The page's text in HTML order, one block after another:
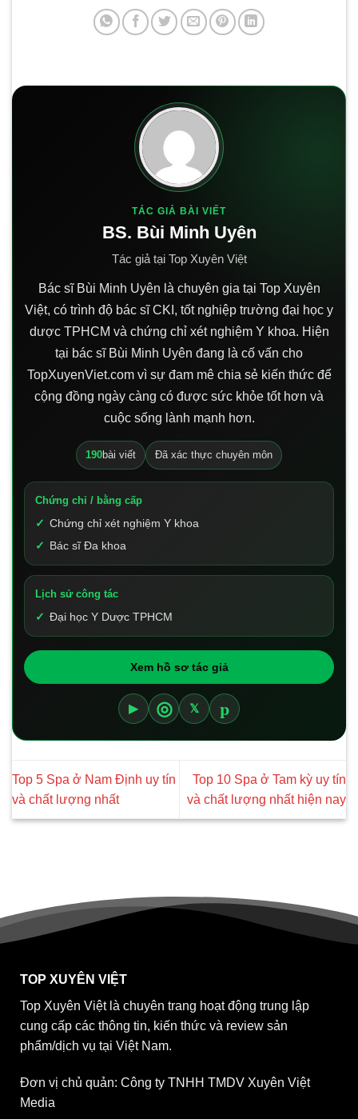
TÁC GIẢ BÀI VIẾT
BS. Bùi Minh Uyên
Tác giả tại Top Xuyên Việt
Bác sĩ Bùi Minh Uyên là chuyên gia tại Top Xuyên
Việt, có trình độ bác sĩ CKI, tốt nghiệp trường đại học y
dược TPHCM và chứng chỉ xét nghiệm Y khoa. Hiện
tại bác sĩ Bùi Minh Uyên đang là cố vấn cho
TopXuyenViet.com vì sự đam mê chia sẻ kiến thức để
cộng đồng ngày càng có được sức khỏe tốt hơn và
cuộc sống lành mạnh hơn.
190bài viết Đã xác thực chuyên môn
Chứng chỉ / bằng cấp
Chứng chỉ xét nghiệm Y khoa
Bác sĩ Đa khoa
Lịch sử công tác
Đại học Y Dược TPHCM
Xem hồ sơ tác giả
▶ ◎ 𝕏 p
Top 5 Spa ở Nam Định uy tín
và chất lượng nhất
Top 10 Spa ở Tam kỳ uy tín
và chất lượng nhất hiện nay
TOP XUYÊN VIỆT
Top Xuyên Việt là chuyên trang hoạt động trung lập
cung cấp các thông tin, kiến thức và review sản
phẩm/dịch vụ tại Việt Nam.
Đơn vị chủ quản: Công ty TNHH TMDV Xuyên Việt
Media